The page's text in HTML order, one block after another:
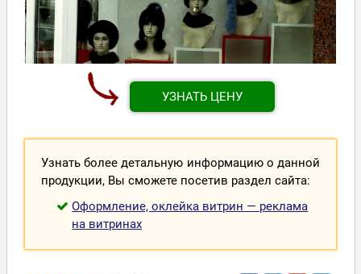
УЗНАТЬ ЦЕНУ
Узнать более детальную информацию о данной
продукции, Вы сможете посетив раздел сайта:
Оформление, оклейка витрин — реклама
на витринах